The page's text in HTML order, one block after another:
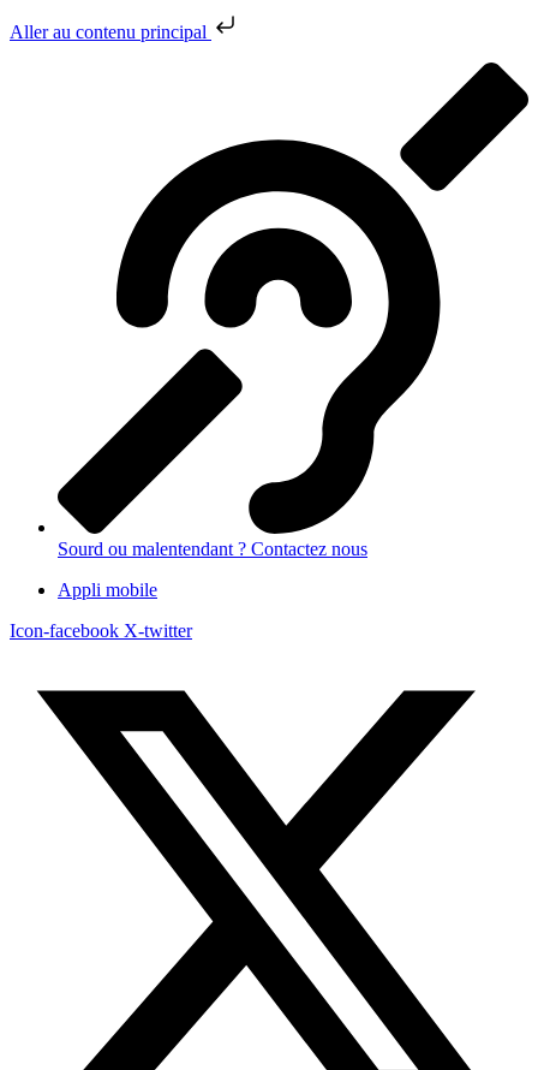
Aller au contenu principal
Sourd ou malentendant ? Contactez nous
Appli mobile
Icon-facebook X-twitter